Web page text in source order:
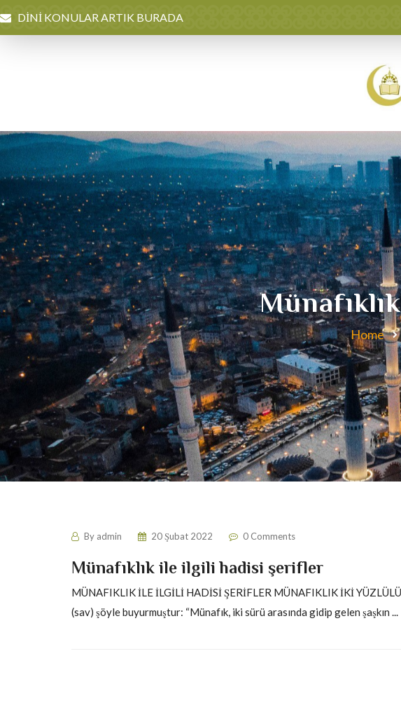
DİNİ KONULAR ARTIK BURADA
Home
By admin 20 Şubat 2022 0 Comments
Münafıklık ile ilgili hadisi şerifler
MÜNAFIKLIK İLE İLGİLİ HADİSİ ŞERİFLER MÜNAFIKLIK İKİ
(sav) şöyle buyurmuştur: “Münafık, iki sürü arasında gidip gelen şaşkın ...